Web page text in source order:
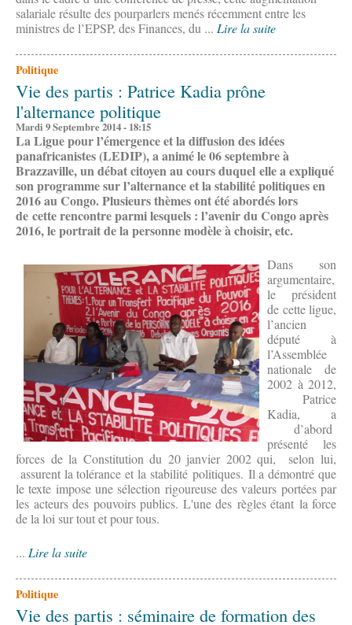
salariale résulte des pourparlers menés récemment entre les
ministres de l’EPSP, des Finances, du ... Lire la suite
Politique
Vie des partis : Patrice Kadia prône
l'alternance politique
Mardi 9 Septembre 2014 - 18:15
La Ligue pour l’émergence et la diffusion des idées
panafricanistes (LEDIP), a animé le 06 septembre à
Brazzaville, un débat citoyen au cours duquel elle a expliqué
son programme sur l’alternance et la stabilité politiques en
2016 au Congo. Plusieurs thèmes ont été abordés lors
de cette rencontre parmi lesquels : l’avenir du Congo après
2016, le portrait de la personne modèle à choisir, etc.
Dans son
argumentaire,
le président
de cette ligue,
l’ancien
député à
l’Assemblée
nationale de
2002 à 2012,
Patrice
Kadia, a
d’abord
présenté les
forces de la Constitution du 20 janvier 2002 qui, selon lui,
assurent la tolérance et la stabilité politiques. Il a démontré que
le texte impose une sélection rigoureuse des valeurs portées par
les acteurs des pouvoirs publics. L'une des règles étant la force
de la loi sur tout et pour tous.
... Lire la suite
Politique
Vie des partis : séminaire de formation des